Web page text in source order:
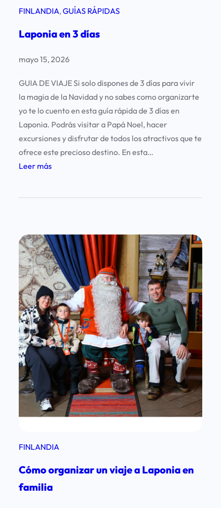
FINLANDIA, GUÍAS RÁPIDAS
Laponia en 3 días
mayo 15, 2026
GUIA DE VIAJE Si solo dispones de 3 días para vivir
la magia de la Navidad y no sabes como organizarte
yo te lo cuento en esta guía rápida de 3 días en
Laponia. Podrás visitar a Papá Noel, hacer
excursiones y disfrutar de todos los atractivos que te
ofrece este precioso destino. En esta…
Leer más:
n
i
a
e
n
3
d
í
a
FINLANDIA
Cómo organizar un viaje a Laponia en
familia